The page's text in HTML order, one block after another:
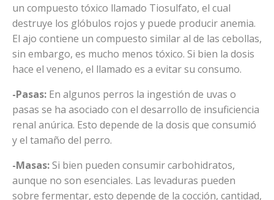
un compuesto tóxico llamado Tiosulfato, el cual
destruye los glóbulos rojos y puede producir anemia.
El ajo contiene un compuesto similar al de las cebollas,
sin embargo, es mucho menos tóxico. Si bien la dosis
hace el veneno, el llamado es a evitar su consumo.
-Pasas: En algunos perros la ingestión de uvas o
pasas se ha asociado con el desarrollo de insuficiencia
renal anúrica. Esto depende de la dosis que consumió
y el tamaño del perro.
-Masas:Si bien pueden consumir carbohidratos,
aunque no son esenciales. Las levaduras pueden
sobre fermentar, esto depende de la cocción, cantidad,